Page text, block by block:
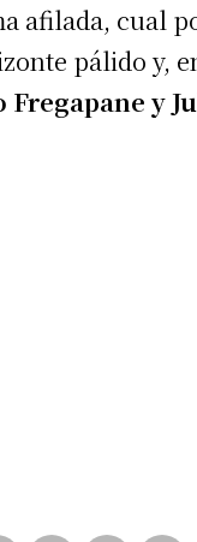
afilada, cual
pálido y,
Fregapane y